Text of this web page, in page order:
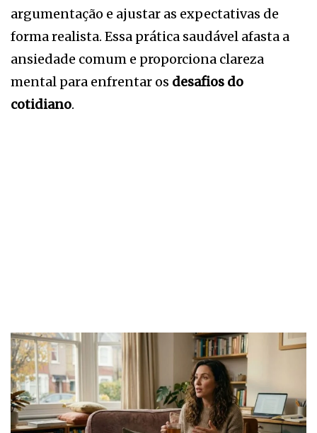
argumentação e ajustar as expectativas de
forma realista. Essa prática saudável afasta a
ansiedade comum e proporciona clareza
mental para enfrentar os desafios do
cotidiano.